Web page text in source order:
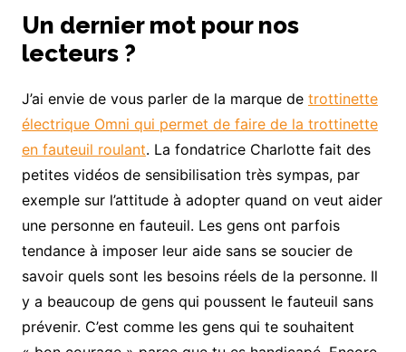
Un dernier mot pour nos
lecteurs ?
J’ai envie de vous parler de la marque de trottinette
électrique Omni qui permet de faire de la trottinette
en fauteuil roulant. La fondatrice Charlotte fait des
petites vidéos de sensibilisation très sympas, par
exemple sur l’attitude à adopter quand on veut aider
une personne en fauteuil. Les gens ont parfois
tendance à imposer leur aide sans se soucier de
savoir quels sont les besoins réels de la personne. Il
y a beaucoup de gens qui poussent le fauteuil sans
prévenir. C’est comme les gens qui te souhaitent